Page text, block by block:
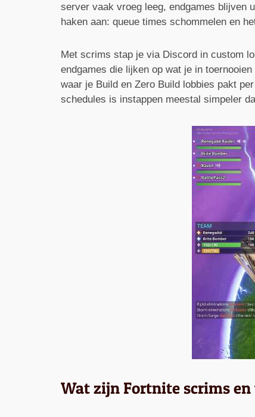
server vaak vroeg leeg, endgames blijven
haken aan: queue times schommelen en
Met scrims stap je via Discord in custom
endgames die lijken op wat je in
waar je Build en Zero Build lobbies pakt
schedules is instappen meestal simpeler
Wat zijn Fortnite scrims en